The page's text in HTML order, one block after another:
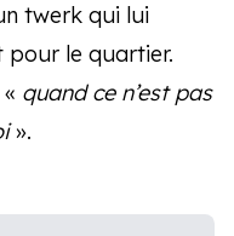
twerk qui lui
le quartier.
quand ce n’est pas
».